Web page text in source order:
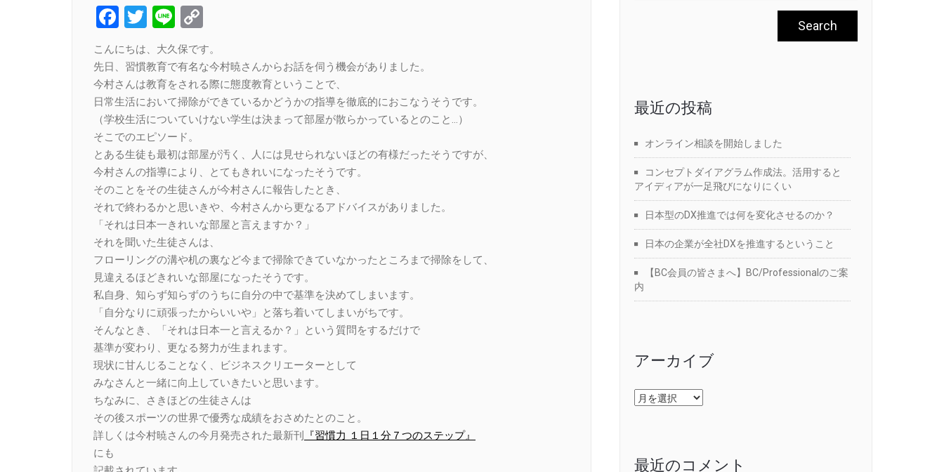
Facebook
Twitter
Line
Link
こんにちは、大久保です。
先日、習慣教育で有名な今村暁さんからお話を伺う機会がありました。
今村さんは教育をされる際に態度教育ということで、
日常生活において掃除ができているかどうかの指導を徹底的におこなうそうです。
（学校生活についていけない学生は決まって部屋が散らかっているとのこと…）
そこでのエピソード。
とある生徒も最初は部屋が汚く、人には見せられないほどの有様だったそうですが、
今村さんの指導により、とてもきれいになったそうです。
そのことをその生徒さんが今村さんに報告したとき、
それで終わるかと思いきや、今村さんから更なるアドバイスがありました。
「それは日本一きれいな部屋と言えますか？」
それを聞いた生徒さんは、
フローリングの溝や机の裏など今まで掃除できていなかったところまで掃除をして、
見違えるほどきれいな部屋になったそうです。
私自身、知らず知らずのうちに自分の中で基準を決めてしまいます。
「自分なりに頑張ったからいいや」と落ち着いてしまいがちです。
そんなとき、「それは日本一と言えるか？」という質問をするだけで
基準が変わり、更なる努力が生まれます。
現状に甘んじることなく、ビジネスクリエーターとして
みなさんと一緒に向上していきたいと思います。
ちなみに、さきほどの生徒さんは
その後スポーツの世界で優秀な成績をおさめたとのこと。
詳しくは今村暁さんの今月発売された最新刊
『習慣力 １日１分７つのステップ』
にも
最近の投稿
オンライン相談を開始しました
コンセプトダイアグラム作成法。活用すると
アイディアが一足飛びになりにくい
日本型のDX推進では何を変化させるのか？
日本の企業が全社DXを推進するということ
【BC会員の皆さまへ】BC/Professionalのご案
内
アーカイブ
ア
ー
最近のコメント